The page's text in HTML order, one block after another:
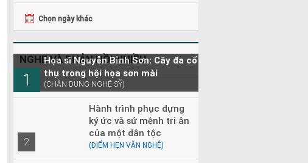
Chọn ngày khác
NGHE VÀ PHẢN HỒI NHIỀU
1
Họa sĩ Nguyễn Bỉnh Sơn: Cây đa cổ
thụ trong hội họa sơn mài
(CHÂN DUNG NGHỆ SỸ)
2
Hành trình phục dựng
ký ức và sứ mệnh tri ân
của một dân tộc
(ĐIỂM HẸN VĂN NGHỆ)